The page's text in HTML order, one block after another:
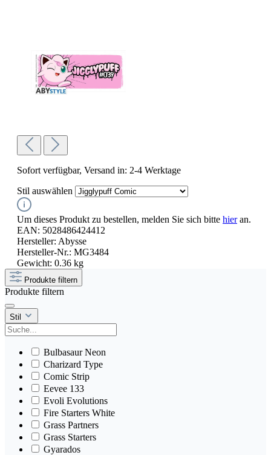
Sofort verfügbar, Versand in: 2-4 Werktage
Stil auswählen
Um dieses Produkt zu bestellen, melden Sie sich bitte hieran.
EAN: 5028486424412
Hersteller: Abysse
Hersteller-Nr.: MG3484
Gewicht: 0.36 kg
Produkte filtern
Produkte filtern
Stil
Bulbasaur Neon
Charizard Type
Comic Strip
Eevee 133
Evoli Evolutions
Fire Starters White
Grass Partners
Grass Starters
Gyarados